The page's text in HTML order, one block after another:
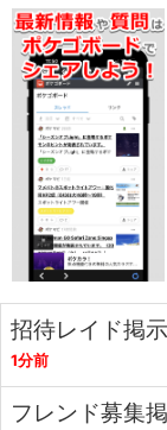
招待レイド掲
1分前
フレンド募集